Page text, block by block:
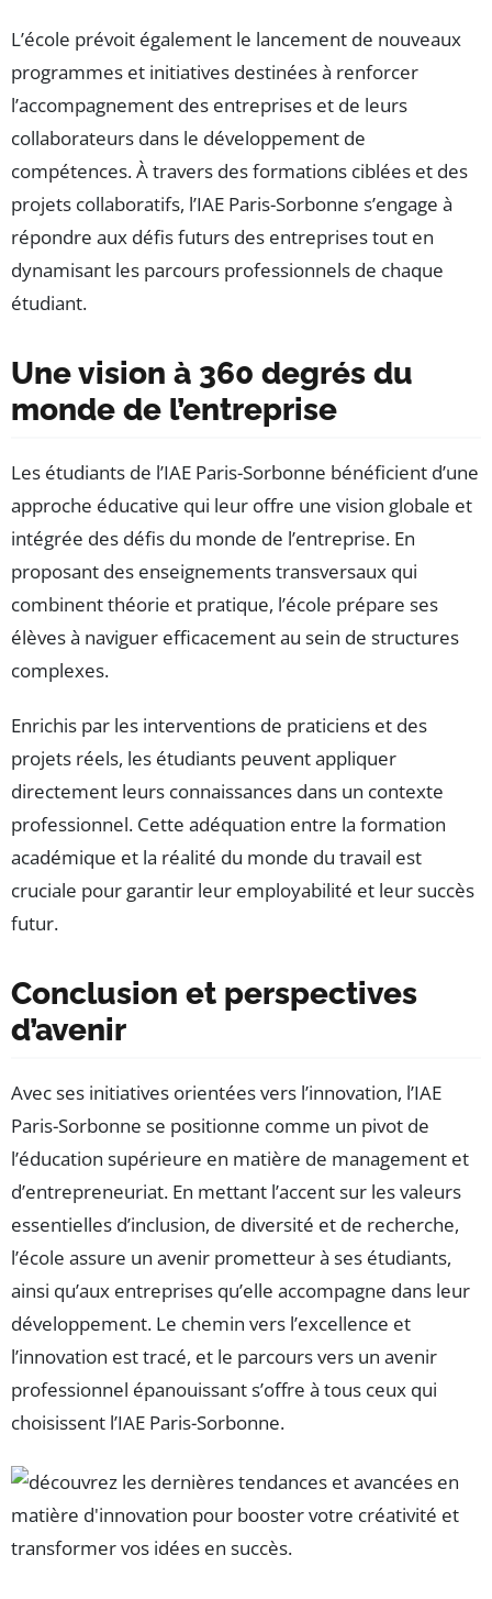
L’école prévoit également le lancement de nouveaux
programmes et initiatives destinées à renforcer
l’accompagnement des entreprises et de leurs
collaborateurs dans le développement de
compétences. À travers des formations ciblées et des
projets collaboratifs, l’IAE Paris-Sorbonne s’engage à
répondre aux défis futurs des entreprises tout en
dynamisant les parcours professionnels de chaque
étudiant.
Une vision à 360 degrés du
monde de l’entreprise
Les étudiants de l’IAE Paris-Sorbonne bénéficient d’une
approche éducative qui leur offre une vision globale et
intégrée des défis du monde de l’entreprise. En
proposant des enseignements transversaux qui
combinent théorie et pratique, l’école prépare ses
élèves à naviguer efficacement au sein de structures
complexes.
Enrichis par les interventions de praticiens et des
projets réels, les étudiants peuvent appliquer
directement leurs connaissances dans un contexte
professionnel. Cette adéquation entre la formation
académique et la réalité du monde du travail est
cruciale pour garantir leur employabilité et leur succès
futur.
Conclusion et perspectives
d’avenir
Avec ses initiatives orientées vers l’innovation, l’IAE
Paris-Sorbonne se positionne comme un pivot de
l’éducation supérieure en matière de management et
d’entrepreneuriat. En mettant l’accent sur les valeurs
essentielles d’inclusion, de diversité et de recherche,
l’école assure un avenir prometteur à ses étudiants,
ainsi qu’aux entreprises qu’elle accompagne dans leur
développement. Le chemin vers l’excellence et
l’innovation est tracé, et le parcours vers un avenir
professionnel épanouissant s’offre à tous ceux qui
choisissent l’IAE Paris-Sorbonne.